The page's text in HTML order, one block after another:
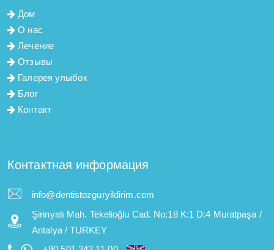
Дом
О нас
Лечение
Отзывы
Галерея улыбок
Блог
Контакт
Контактная информация
info@dentistozguryildirim.com
Şirinyalı Mah. Tekelioğlu Cad. No:18 K:1 D:4 Muratpaşa /
Antalya / TURKEY